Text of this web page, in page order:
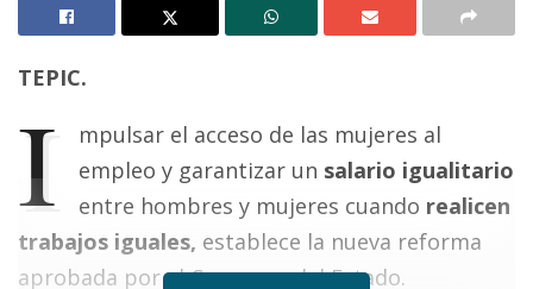
TEPIC.
I
mpulsar el acceso de las mujeres al
empleo y garantizar un salario igualitario
entre hombres y mujeres cuando realicen
trabajos iguales, establece la nueva reforma
aprobada por el Congreso del Estado.